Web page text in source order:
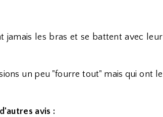
jamais les bras et se battent avec leur
un peu "fourre tout" mais qui ont le
avis :